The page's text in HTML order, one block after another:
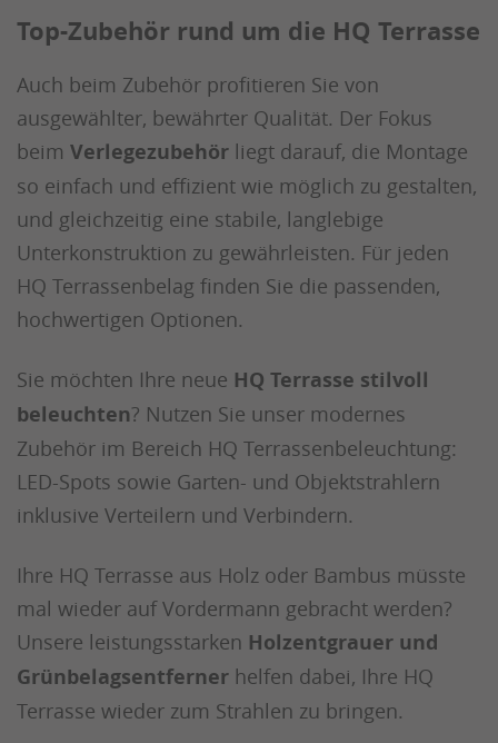
Top-Zubehör rund um die HQ Terrasse
Auch beim Zubehör profitieren Sie von
ausgewählter, bewährter Qualität. Der Fokus
beim Verlegezubehör liegt darauf, die Montage
so einfach und effizient wie möglich zu gestalten,
und gleichzeitig eine stabile, langlebige
Unterkonstruktion zu gewährleisten. Für jeden
HQ Terrassenbelag finden Sie die passenden,
hochwertigen Optionen.
Sie möchten Ihre neue HQ Terrasse stilvoll
beleuchten? Nutzen Sie unser modernes
Zubehör im Bereich HQ Terrassenbeleuchtung:
LED-Spots sowie Garten- und Objektstrahlern
inklusive Verteilern und Verbindern.
Ihre HQ Terrasse aus Holz oder Bambus müsste
mal wieder auf Vordermann gebracht werden?
Unsere leistungsstarken Holzentgrauer und
Grünbelagsentferner helfen dabei, Ihre HQ
Terrasse wieder zum Strahlen zu bringen.